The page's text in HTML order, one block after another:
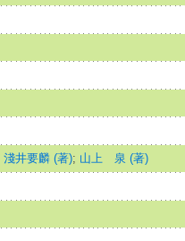
淺井要麟 (著); 山上ゝ泉 (著)